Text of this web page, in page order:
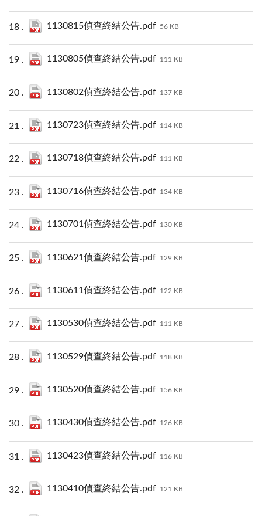
1130815偵查終結公告.pdf 56 KB
1130805偵查終結公告.pdf 111 KB
1130802偵查終結公告.pdf 137 KB
1130723偵查終結公告.pdf 114 KB
1130718偵查終結公告.pdf 111 KB
1130716偵查終結公告.pdf 134 KB
1130701偵查終結公告.pdf 130 KB
1130621偵查終結公告.pdf 129 KB
1130611偵查終結公告.pdf 122 KB
1130530偵查終結公告.pdf 111 KB
1130529偵查終結公告.pdf 118 KB
1130520偵查終結公告.pdf 156 KB
1130430偵查終結公告.pdf 126 KB
1130423偵查終結公告.pdf 116 KB
1130410偵查終結公告.pdf 121 KB